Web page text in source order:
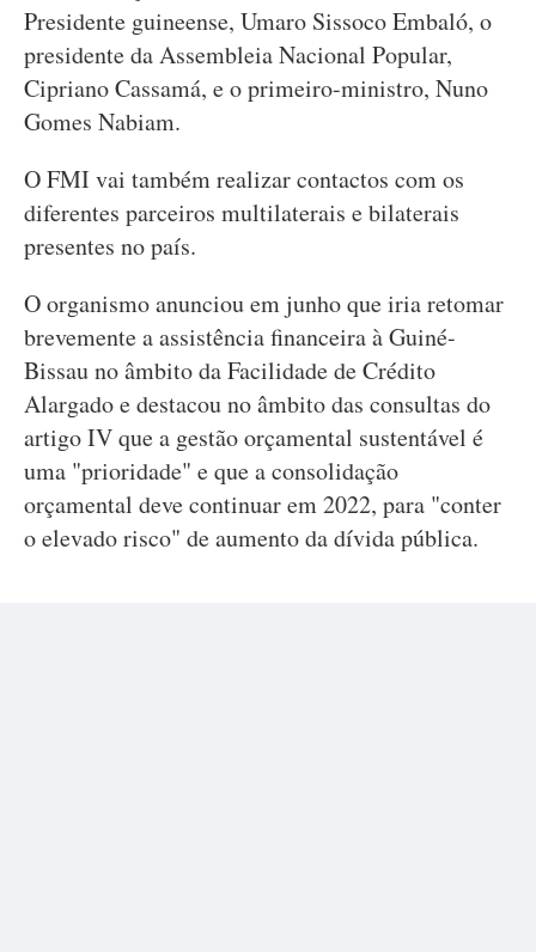
Presidente guineense, Umaro Sissoco Embaló, o
presidente da Assembleia Nacional Popular,
Cipriano Cassamá, e o primeiro-ministro, Nuno
Gomes Nabiam.
O FMI vai também realizar contactos com os
diferentes parceiros multilaterais e bilaterais
presentes no país.
O organismo anunciou em junho que iria retomar
brevemente a assistência financeira à Guiné-
Bissau no âmbito da Facilidade de Crédito
Alargado e destacou no âmbito das consultas do
artigo IV que a gestão orçamental sustentável é
uma "prioridade" e que a consolidação
orçamental deve continuar em 2022, para "conter
o elevado risco" de aumento da dívida pública.